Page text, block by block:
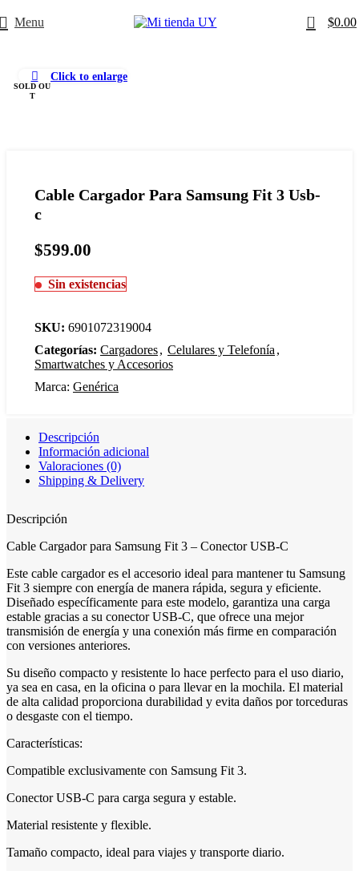
Menu 0 $0.00
SOLD OU
T
Click to enlarge
Cable Cargador Para Samsung Fit 3 Usb-
c
$599.00
Sin existencias
SKU: 6901072319004
Categorías: Cargadores, Celulares y Telefonía ,
Smartwatches y Accesorios
Marca: Genérica
Descripción
Información adicional
Valoraciones (0)
Shipping & Delivery
Descripción
Cable Cargador para Samsung Fit 3 – Conector USB-C
Este cable cargador es el accesorio ideal para mantener tu Samsung
Fit 3 siempre con energía de manera rápida, segura y eficiente.
Diseñado específicamente para este modelo, garantiza una carga
estable gracias a su conector USB-C, que ofrece una mejor
transmisión de energía y una conexión más firme en comparación
con versiones anteriores.
Su diseño compacto y resistente lo hace perfecto para el uso diario,
ya sea en casa, en la oficina o para llevar en la mochila. El material
de alta calidad proporciona durabilidad y evita daños por torceduras
o desgaste con el tiempo.
Características:
Compatible exclusivamente con Samsung Fit 3.
Conector USB-C para carga segura y estable.
Material resistente y flexible.
Tamaño compacto, ideal para viajes y transporte diario.